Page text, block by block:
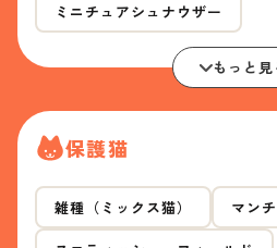
ミニチュアシュナウザー
もっと見
保護猫
雑種（ミックス猫） マン